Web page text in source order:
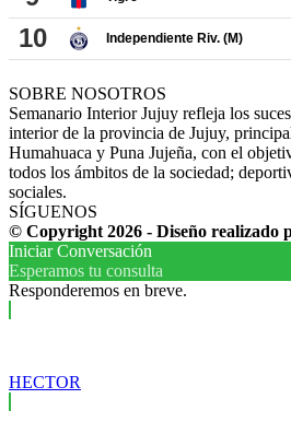
SOBRE NOSOTROS
Semanario Interior Jujuy refleja los
interior de la provincia de Jujuy,
Humahuaca y Puna Jujeña, con el
todos los ámbitos de la sociedad;
sociales.
SÍGUENOS
© Copyright 2026 - Diseño realizado
Iniciar Conversación
Esperamos tu consulta
Responderemos en breve.
HECTOR